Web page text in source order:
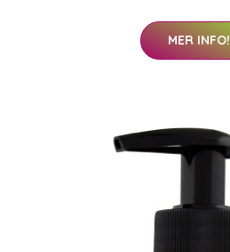
MER INFO!